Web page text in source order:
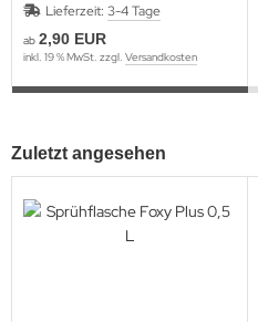
Lieferzeit: 3-4 Tage
ab 2,90 EUR
inkl. 19 % MwSt. zzgl. Versandkosten
Zuletzt angesehen